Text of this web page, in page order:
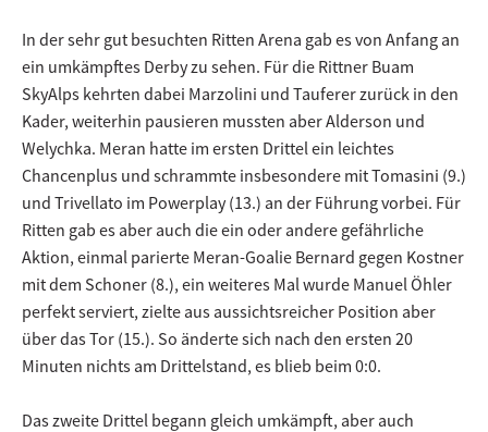
In der sehr gut besuchten Ritten Arena gab es von Anfang an
ein umkämpftes Derby zu sehen. Für die Rittner Buam
SkyAlps kehrten dabei Marzolini und Tauferer zurück in den
Kader, weiterhin pausieren mussten aber Alderson und
Welychka. Meran hatte im ersten Drittel ein leichtes
Chancenplus und schrammte insbesondere mit Tomasini (9.)
und Trivellato im Powerplay (13.) an der Führung vorbei. Für
Ritten gab es aber auch die ein oder andere gefährliche
Aktion, einmal parierte Meran-Goalie Bernard gegen Kostner
mit dem Schoner (8.), ein weiteres Mal wurde Manuel Öhler
perfekt serviert, zielte aus aussichtsreicher Position aber
über das Tor (15.). So änderte sich nach den ersten 20
Minuten nichts am Drittelstand, es blieb beim 0:0.
Das zweite Drittel begann gleich umkämpft, aber auch